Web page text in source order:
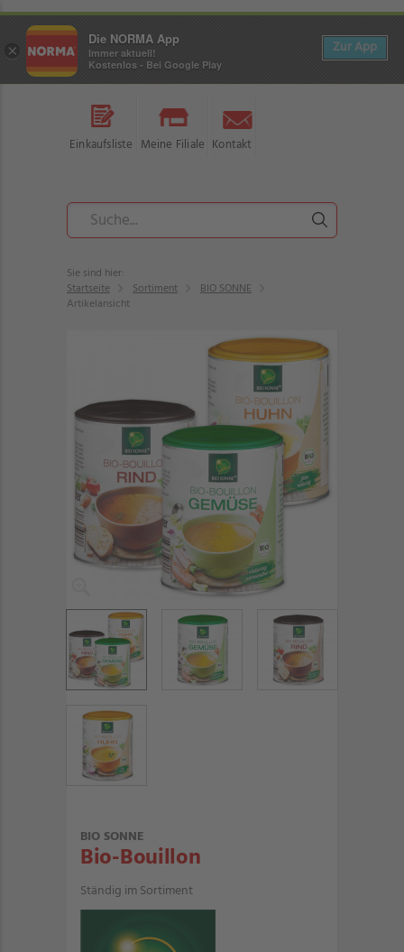
Einkaufsliste Meine Filiale Kontakt
Sie sind hier:
Startseite
Sortiment
BIO SONNE
Artikelansicht
BIO SONNE
Bio-Bouillon
Ständig im Sortiment
×
Die NORMA App
Immer aktuell!
Kostenlos - Bei Google Play
Zur App